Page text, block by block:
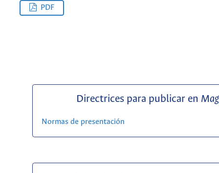
PDF
Directrices para publicar en
Normas de presentación